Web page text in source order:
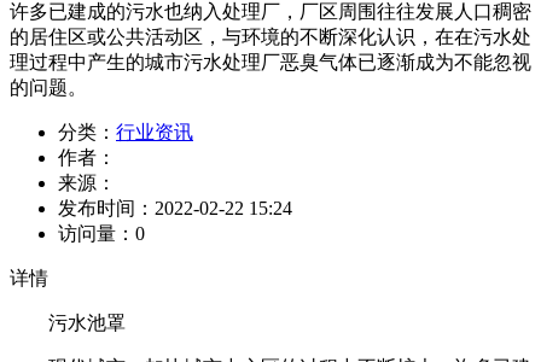
许多已建成的污水也纳入处理厂，厂区周围往往发展人口稠密
的居住区或公共活动区，与环境的不断深化认识，在在污水处
理过程中产生的城市污水处理厂恶臭气体已逐渐成为不能忽视
的问题。
分类： 行业资讯
作者：
来源：
发布时间： 2022-02-22 15:24
访问量： 0
详情
污水池罩